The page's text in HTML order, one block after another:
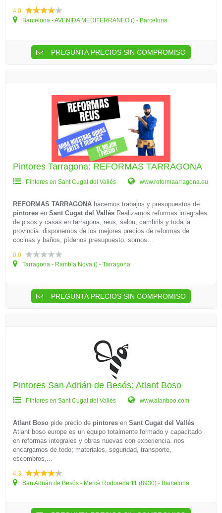
4.0
Barcelona - AVENIDA MEDITERRANEO () - Barcelona
PREGUNTA PRECIOS SIN COMPROMISO
Pintores Tarragona: REFORMAS TARRAGONA
Pintores en Sant Cugat del Vallés www.reformaarragona.eu
REFORMAS TARRAGONA hacemos trabajos y presupuestos de
pintores en Sant Cugat del Vallés Realizamos reformas integrales
de pisos y casas en tarragona, reus, salou, cambrils y toda la
provincia. disponemos de los mejores precios de reformas de
cocinas y baños, pídenos presupuesto. somos...
0.0
Tarragona - Rambla Nova () - Tarragona
PREGUNTA PRECIOS SIN COMPROMISO
Pintores San Adrián de Besós: Atlant Boso
Pintores en Sant Cugat del Vallés www.alanboo.com
Atlant Boso pide precio de pintores en Sant Cugat del Vallés
Atlant boso europe es un equipo totalmente formado y capacitado
en reformas integrales y obras nuevas con experiencia. nos
encargamos de todo; materiales, seguridad, transporte,
escombros,...
4.3
San Adrián de Besós - Mercè Rodoreda 11 (8930) - Barcelona